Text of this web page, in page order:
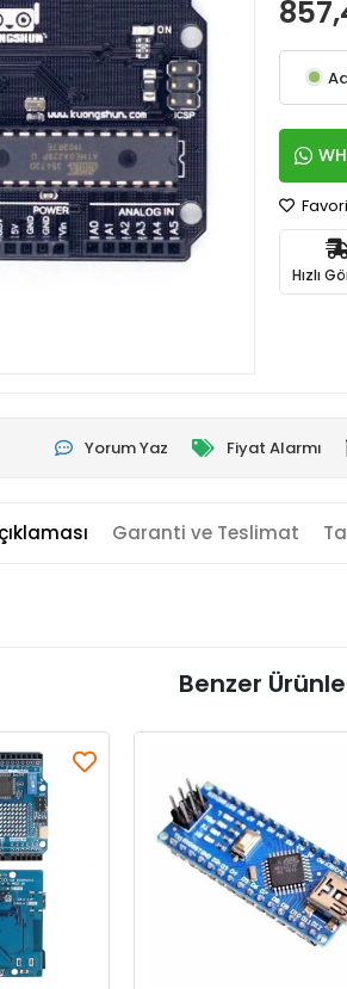
Hızlı
Yorum Yaz Fiyat Alarmı
Garanti ve Teslimat
Benzer